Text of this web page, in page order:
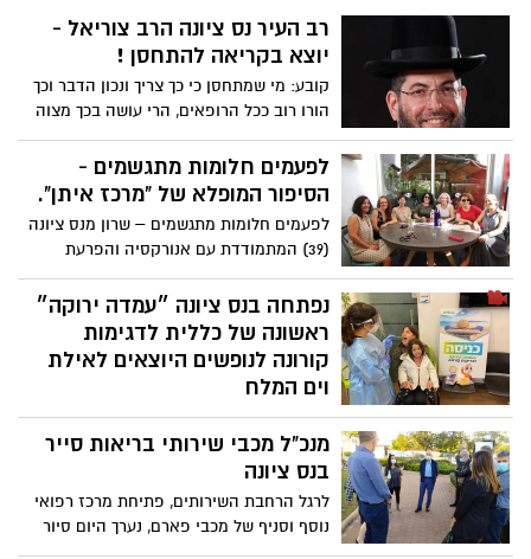
רב העיר נס ציונה הרב צוריאל -
יוצא בקריאה להתחסן !
קובע: מי שמתחסן כי כך צריך ונכון הדבר וכך
הורו רוב ככל הרופאים, הרי עושה בכך מצוה
גדולה מהתורה לשמור על בריאותו, בריאות
משפחתו וכל הסובבים אותו שלא יחלה
וידביקם.
לפעמים חלומות מתגשמים -
הסיפור המופלא של "מרכז איתן".
לפעמים חלומות מתגשמים – שרון מנס ציונה
(39) המתמודדת עם אנורקסיה והפרעת
אישיות התגלתה אצלה בגיל 18 -סללה את
דרכה בעזרת ליווי לקריירה ותעסוקה, של
עמותת "מרכז איתן" . בתמונה: צוות המרכז.
נפתחה בנס ציונה ״עמדה ירוקה״
ראשונה של כללית לדגימות
קורונה לנופשים היוצאים לאילת
וים המלח
מטרת העמדה לאפשר ביצוע בדיקה בטוחה
לאנשים בריאים בהפרדה מעמדות הדיגום
לחולים חשודים כחולי קורונה ולאפשר קבלת
תוצאה טרם היציאה לחופשה.
מנכ"ל מכבי שירותי בריאות סייר
בנס ציונה
לרגל הרחבת השירותים, פתיחת מרכז רפואי
נוסף וסניף של מכבי פארם, נערך היום סיור
מיוחד בנס ציונה של מנכ"ל הקופה רן סער.